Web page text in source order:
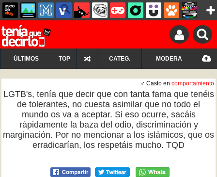
ÚLTIMOS TOP CATEG. MODERA
♂ Casto en comportamiento
LGTB's, tenía que decir que con tanta fama que tenéis
de tolerantes, no cuesta asimilar que no todo el
mundo os va a aceptar. Si eso ocurre, sacáis
rápidamente la baza del odio, discriminación y
marginación. Por no mencionar a los islámicos, que os
erradicarían, los respetáis mucho. TQD